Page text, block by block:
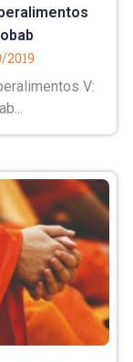
2019
V: